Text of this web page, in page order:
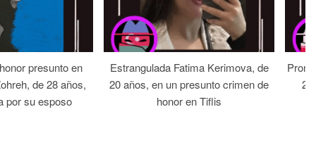
presunto en
de 28 años,
por su esposo
Estrangulada Fatima Kerimova, de
20 años, en un presunto crimen de
honor en Tiflis
22